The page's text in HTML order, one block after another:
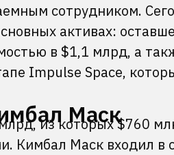
сотрудником.
активах:
в $1,1 млрд, а
Impulse Space,
Маск
из которых $760
Кимбал Маск входил в